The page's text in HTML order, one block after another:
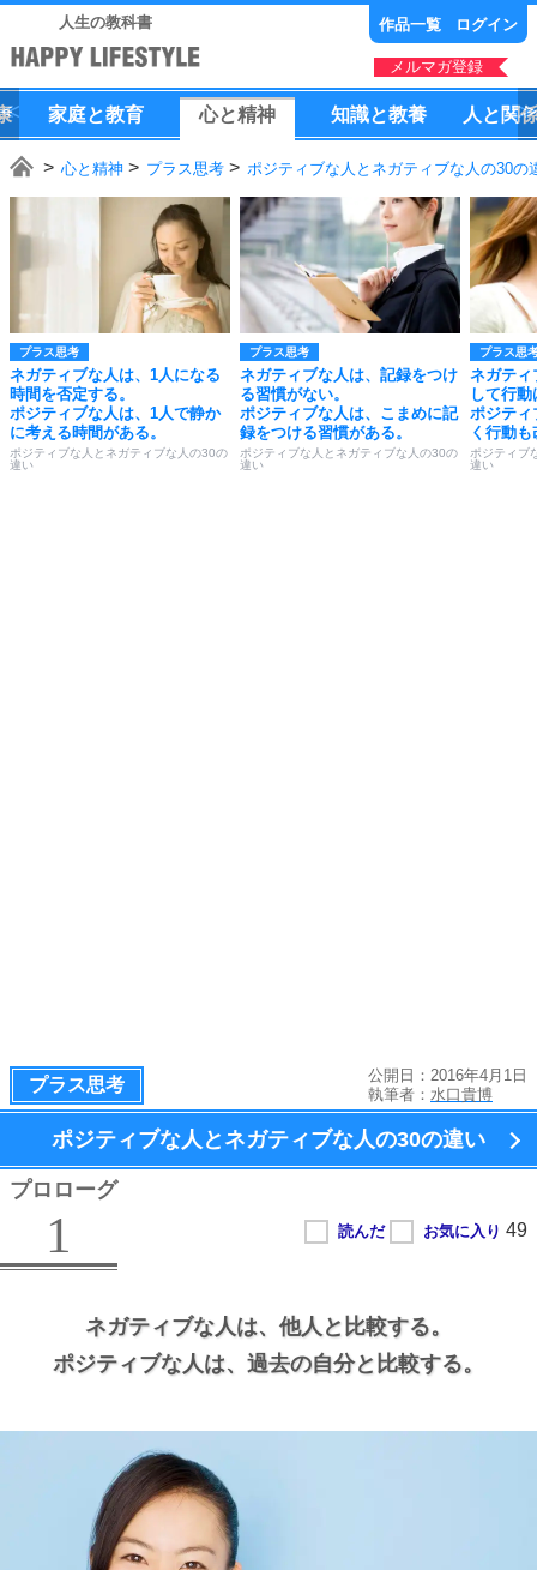
人生の教科書 作品一覧 ログイン
メルマガ登録
家庭と教育 心と精神 知識と教養 人 と 関
心と精神 プラス思考 ポジティブな人とネガティブな人の30の
プラス思考
ネガティブな人は、1人になる
時間を否定する。
ポジティブな人は、1人で静か
に考える時間がある。
ポジティブな人とネガティブな人の30の
違い
プラス思考
ネガティブな人は、記録をつけ
る習慣がない。
ポジティブな人は、こまめに記
録をつける習慣がある。
ポジティブな人とネガティブな人の30の
違い
プラス思
ネガティ
して行
ポジティ
く行動
ポジティブ
違い
プラス思考
公開日：2016年4月1日
執筆者： 水口貴博
ポジティブな人とネガティブな人の30の違い
プロローグ
1
ネガティブな人は、 他人と比較する。
ポジティブな人は、 過去の自分と比較する。